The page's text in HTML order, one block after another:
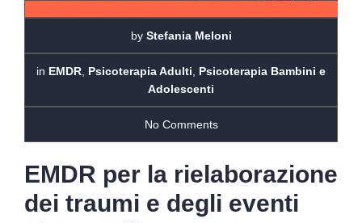
by Stefania Meloni
in EMDR, Psicoterapia Adulti, Psicoterapia Bambini e
Adolescenti
No Comments
EMDR per la rielaborazione
dei traumi e degli eventi